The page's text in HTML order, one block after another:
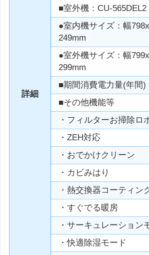
詳細
■室外機：CU-565DEL2
●室内機サイズ：幅
249mm
●室外機サイズ：幅
299mm
■期間消費電力量(年間)
■その他機能等
・フィルターお掃除ロ
・ZEH対応
・おでかけクリーン
・カビみはり
・熱交換器コーティン
・すぐでる暖房
・サーキュレーション
・快適除湿モード